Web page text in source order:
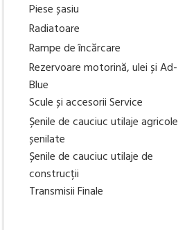
Piese șasiu
Radiatoare
Rampe de încărcare
Rezervoare motorină, ulei și Ad-
Blue
Scule și accesorii Service
Șenile de cauciuc utilaje agricole
șenilate
Șenile de cauciuc utilaje de
construcții
Transmisii Finale